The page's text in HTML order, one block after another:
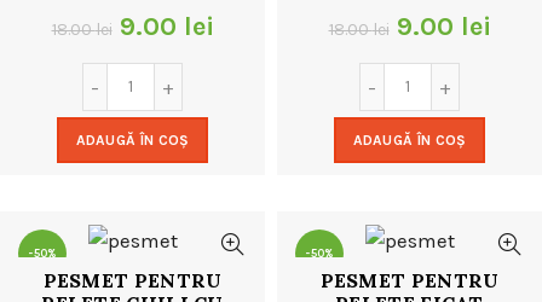
18.00lei Prețul
inițial
a
fost:
9.00 lei
ADAUGĂ ÎN COȘ
18.00lei Prețul
inițial
a
fost:
9.00 lei
ADAUGĂ ÎN COȘ
-50%
PESMET PENTRU
-50%
PESMET PENTRU